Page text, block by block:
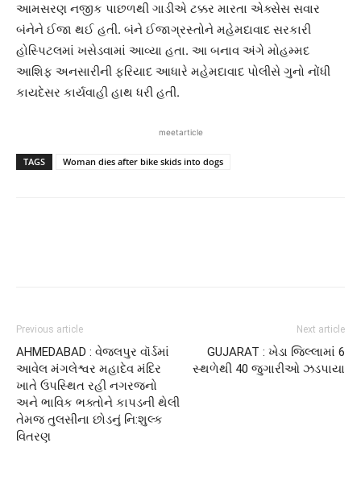
આમસરણ નજીક પાછળથી ગાડીએ ટક્કર મારતા એક્સેસ સવાર
બંનેને ઈજા થઈ હતી. બંને ઈજાગ્રસ્તોને મહેમદાવાદ સરકારી
હોસ્પિટલમાં ખસેડવામાં આવ્યા હતા. આ બનાવ અંગે મોહમ્મદ
આશિફ અનસારીની ફરિયાદ આધારે મહેમદાવાદ પોલીસે ગુનો નોંધી
કાયદેસર કાર્યવાહી હાથ ધરી હતી.
meetarticle
TAGS Woman dies after bike skids into dogs
Previous article
AHMEDABAD : વેજલપુર વૉર્ડમાં
આવેલ મંગલેશ્વર મહાદેવ મંદિર
ખાતે ઉપસ્થિત રહી નગરજનો
અને ભાવિક ભક્તોને કાપડની થેલી
તેમજ તુલસીના છોડનું નિ:શુલ્ક
વિતરણ
Next article
GUJARAT : ખેડા જિલ્લામાં 6
સ્થળેથી 40 જુગારીઓ ઝડપાયા